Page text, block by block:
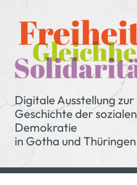
springen
Digitale Ausstellung zur
Geschichte der sozialen
Demokratie
in Gotha und Thüringen